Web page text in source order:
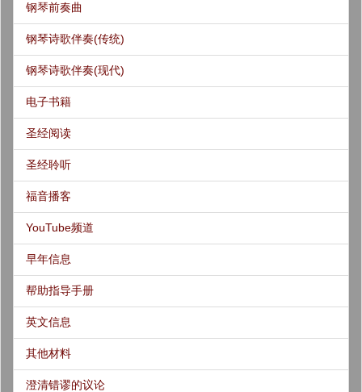
钢琴前奏曲
钢琴诗歌伴奏(传统)
钢琴诗歌伴奏(现代)
电子书籍
圣经阅读
圣经聆听
福音播客
YouTube频道
早年信息
帮助指导手册
英文信息
其他材料
澄清错谬的议论